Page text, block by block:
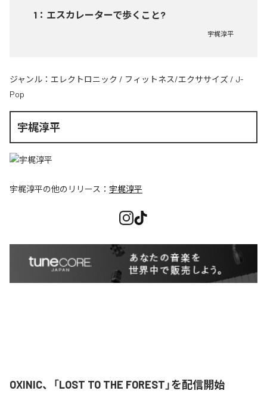
1 ： エスカレーターで歩くこと?
宇梶淳平
ジャンル： エレクトロニック / フィットネス/エクササイズ / J-
Pop
宇梶淳平
宇梶淳平の他のリリース： 宇梶淳平
OXINIC、「LOST TO THE FOREST」を配信開始